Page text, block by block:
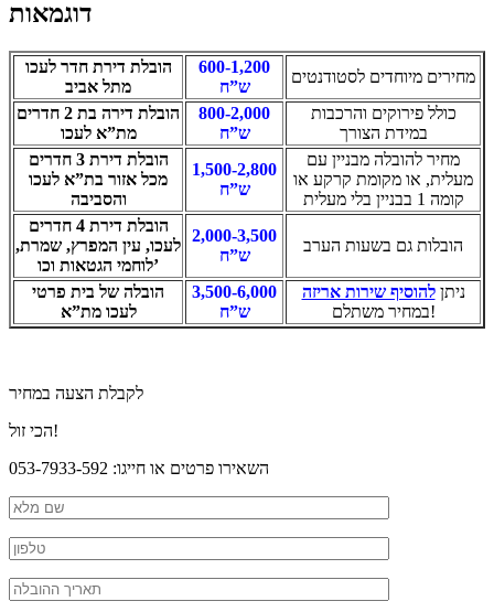
הובלת דירת חדר לעכו
מתל אביב
600-1,200
ש”ח
מחירים מיוחדים לסטודנטים
הובלת דירה בת 2 חדרים
מת”א לעכו
800-2,000
ש”ח
כולל פירוקים והרכבות
במידת הצורך
הובלת דירת 3 חדרים
מכל אזור בת”א לעכו
והסביבה
1,500-2,800
ש”ח
מחיר להובלה מבניין עם
מעלית, או מקומת קרקע או
קומה 1 בבניין בלי מעלית
הובלת דירת 4 חדרים
לעכו, עין המפרץ, שמרת,
לוחמי הגטאות וכו’
2,000-3,500
ש”ח
הובלות גם בשעות הערב
הובלה של בית פרטי
לעכו מת”א
3,500-6,000
ש”ח
ניתןלהוסיף שירות אריזה
במחיר משתלם!
לקבלת הצעה במחיר
הכי זול!
השאירו פרטים או חייגו: 053-7933-592